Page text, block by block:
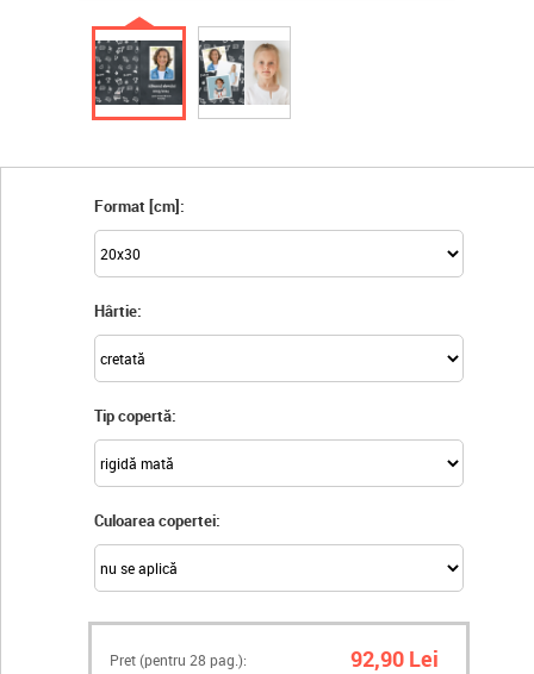
Format [cm]:
Hârtie:
Tip copertă:
Culoarea copertei:
Pret (pentru 28 pag.): 92,90 Lei